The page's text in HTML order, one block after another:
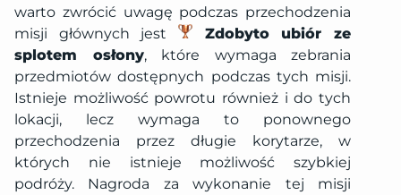
warto zwrócić uwagę podczas przechodzenia
misji głównych jest
Zdobyto ubiór ze
splotem osłony, które wymaga zebrania
przedmiotów dostępnych podczas tych misji.
Istnieje możliwość powrotu również i do tych
lokacji, lecz wymaga to ponownego
przechodzenia przez długie korytarze, w
których nie istnieje możliwość szybkiej
podróży. Nagroda za wykonanie tej misji